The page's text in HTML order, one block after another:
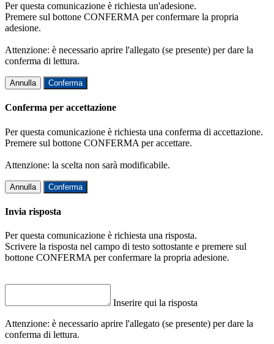
Per questa comunicazione è richiesta un'adesione.
Premere sul bottone CONFERMA per confermare la propria
adesione.
Attenzione: è necessario aprire l'allegato (se presente) per dare la
conferma di lettura.
Annulla Conferma
Conferma per accettazione
Per questa comunicazione è richiesta una conferma di accettazione.
Premere sul bottone CONFERMA per accettare.
Attenzione: la scelta non sarà modificabile.
Annulla Conferma
Invia risposta
Per questa comunicazione è richiesta una risposta.
Scrivere la risposta nel campo di testo sottostante e premere sul
bottone CONFERMA per confermare la propria adesione.
Inserire qui la risposta
Attenzione: è necessario aprire l'allegato (se presente) per dare la
conferma di lettura.